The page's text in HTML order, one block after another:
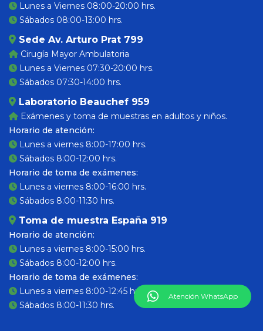
Atención WhatsApp
Lunes a Viernes 08:00-20:00 hrs.
Sábados 08:00-13:00 hrs.
Sede Av. Arturo Prat 799
Cirugía Mayor Ambulatoria
Lunes a Viernes 07:30-20:00 hrs.
Sábados 07:30-14:00 hrs.
Laboratorio Beauchef 959
Exámenes y toma de muestras en adultos y niños.
Horario de atención:
Lunes a viernes 8:00-17:00 hrs.
Sábados 8:00-12:00 hrs.
Horario de toma de exámenes:
Lunes a viernes 8:00-16:00 hrs.
Sábados 8:00-11:30 hrs.
Toma de muestra España 919
Horario de atención:
Lunes a viernes 8:00-15:00 hrs.
Sábados 8:00-12:00 hrs.
Horario de toma de exámenes:
Lunes a viernes 8:00-12:45 hrs.
Sábados 8:00-11:30 hrs.